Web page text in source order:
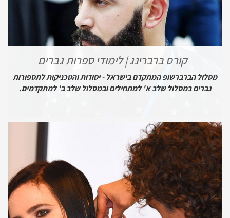
קורס ברברינג | לימודי ספרות גברים
מסלול הברברשופ המתקדם בישראל - יסודות והטכניקות לתספורות
גברים במסלול שלב א' למתחילים ובמסלול שלב ב' למתקדמים.